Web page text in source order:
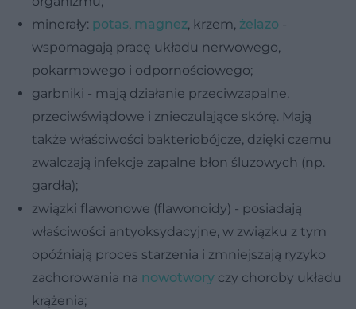
minerały: potas, magnez, krzem, żelazo -
wspomagają pracę układu nerwowego,
pokarmowego i odpornościowego;
garbniki - mają działanie przeciwzapalne,
przeciwświądowe i znieczulające skórę. Mają
także właściwości bakteriobójcze, dzięki czemu
zwalczają infekcje zapalne błon śluzowych (np.
gardła);
związki flawonowe (flawonoidy) - posiadają
właściwości antyoksydacyjne, w związku z tym
opóźniają proces starzenia i zmniejszają ryzyko
zachorowania na nowotwory czy choroby układu
krążenia;